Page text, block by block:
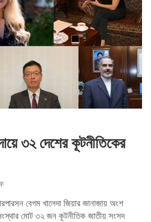
৩২ দেশের কূটনীতিকের
বেগম খালেদা জিয়ার জানাজায় অংশ
মোট ৩২ জন কূটনীতিক জাতীয় সংসদ